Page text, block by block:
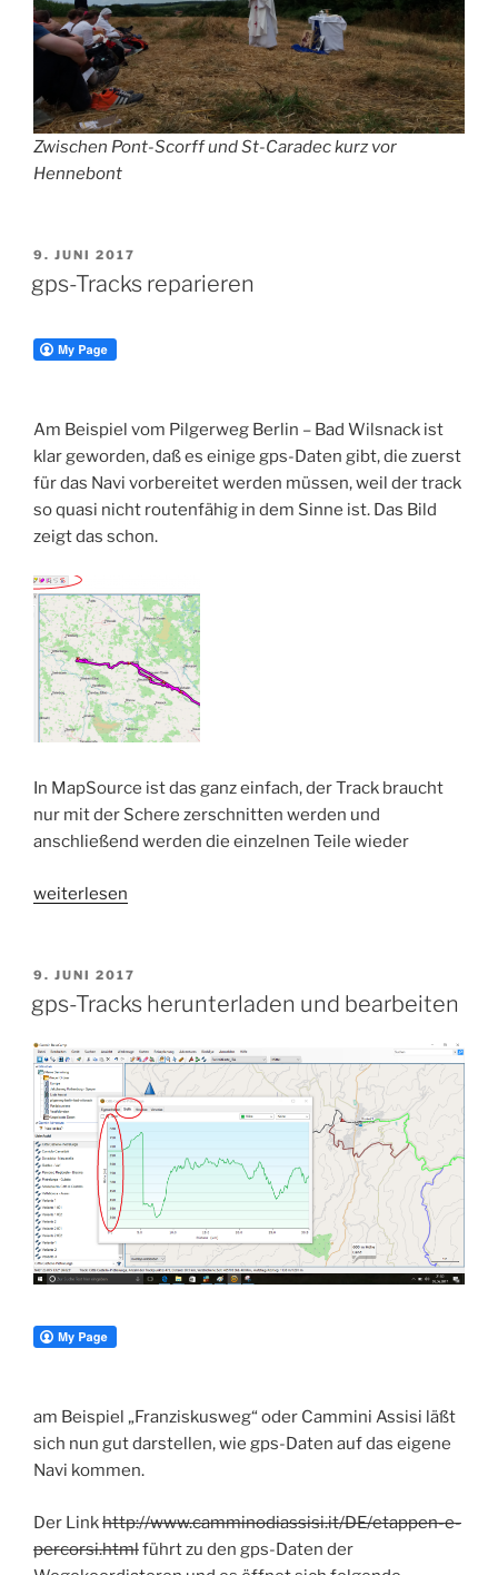
Zwischen Pont-Scorff und St-Caradec kurz vor
Hennebont
VERÖFFENTLICHT
9. JUNI 2017
gps-Tracks reparieren
Am Beispiel vom Pilgerweg Berlin – Bad Wilsnack ist
klar geworden, daß es einige gps-Daten gibt, die zuerst
für das Navi vorbereitet werden müssen, weil der track
so quasi nicht routenfähig in dem Sinne ist. Das Bild
zeigt das schon.
In MapSource ist das ganz einfach, der Track braucht
nur mit der Schere zerschnitten werden und
anschließend werden die einzelnen Teile wieder
„gps-
weiterlesen
VERÖFFENTLICHT
9. JUNI 2017
gps-Tracks herunterladen und bearbeiten
am Beispiel „Franziskusweg“ oder Cammini Assisi läßt
sich nun gut darstellen, wie gps-Daten auf das eigene
Navi kommen.
Der Linkhttp://www.camminodiassisi.it/DE/etappen-e-
percorsi.htmlführt zu den gps-Daten der